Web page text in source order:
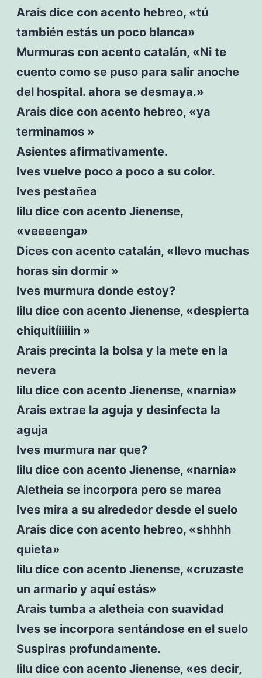
Arais dice con acento hebreo, «tú
también estás un poco blanca»
Murmuras con acento catalán, «Ni te
cuento como se puso para salir anoche
del hospital. ahora se desmaya.»
Arais dice con acento hebreo, «ya
terminamos »
Asientes afirmativamente.
Ives vuelve poco a poco a su color.
Ives pestañea
lilu dice con acento Jienense,
«veeeenga»
Dices con acento catalán, «llevo muchas
horas sin dormir »
Ives murmura donde estoy?
lilu dice con acento Jienense, «despierta
chiquitíiiiiin »
Arais precinta la bolsa y la mete en la
nevera
lilu dice con acento Jienense, «narnia»
Arais extrae la aguja y desinfecta la
aguja
Ives murmura nar que?
lilu dice con acento Jienense, «narnia»
Aletheia se incorpora pero se marea
Ives mira a su alrededor desde el suelo
Arais dice con acento hebreo, «shhhh
quieta»
lilu dice con acento Jienense, «cruzaste
un armario y aquí estás»
Arais tumba a aletheia con suavidad
Ives se incorpora sentándose en el suelo
Suspiras profundamente.
lilu dice con acento Jienense, «es decir,